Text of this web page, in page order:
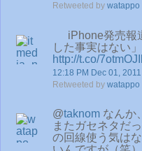
Retweeted by watappo
iPhone発売報
した事実はない
http://t.co/
12:18 PM Dec 01, 2011
Retweeted by watappo
@taknom なんか
またガセネタだ
の回線使う気は